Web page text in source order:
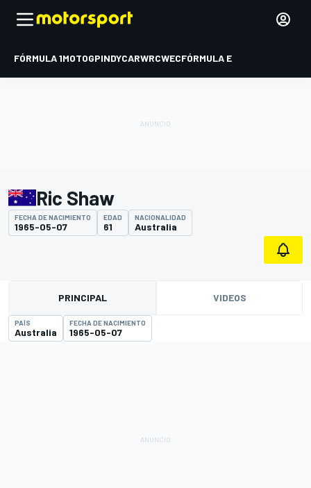
FÓRMULA 1MOTOGPINDYCARWRCWECFÓRMULA E
Ric Shaw
FECHA DE NACIMIENTO
1965-05-07
EDAD
61
NACIONALIDAD
Australia
PRINCIPAL VIDEOS
PAÍS
Australia
FECHA DE NACIMIENTO
1965-05-07